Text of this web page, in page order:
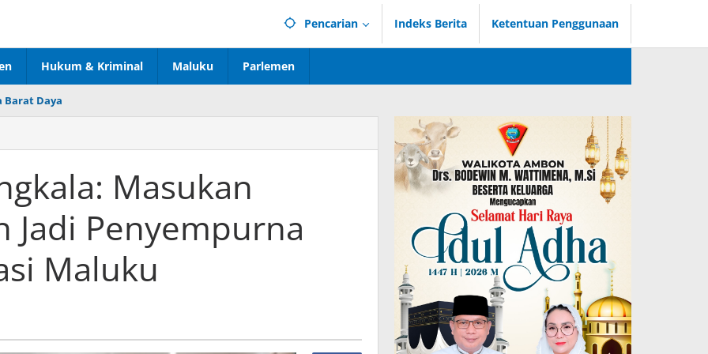
Pencarian Indeks Berita Ketentuan Penggunaan
Hukum & Kriminal Maluku Parlemen
Barat Daya
Masukan
Jadi Penyempurna
Maluku